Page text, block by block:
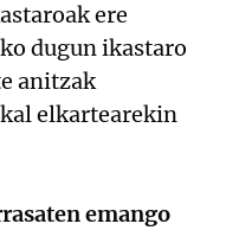
ere
dugun ikastaro
anitzak
elkartearekin
emango